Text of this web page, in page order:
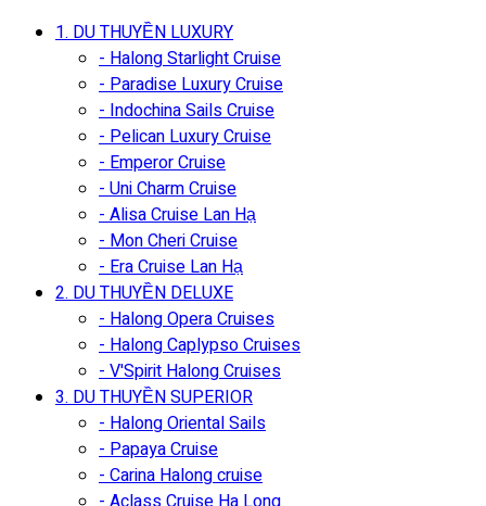
1. DU THUYỀN LUXURY
- Halong Starlight Cruise
- Paradise Luxury Cruise
- Indochina Sails Cruise
- Pelican Luxury Cruise
- Emperor Cruise
- Uni Charm Cruise
- Alisa Cruise Lan Hạ
- Mon Cheri Cruise
- Era Cruise Lan Hạ
2. DU THUYỀN DELUXE
- Halong Opera Cruises
- Halong Caplypso Cruises
- V'Spirit Halong Cruises
3. DU THUYỀN SUPERIOR
- Halong Oriental Sails
- Papaya Cruise
- Carina Halong cruise